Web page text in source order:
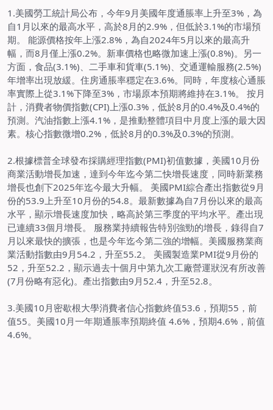
1.美國勞工統計局公布，今年9月美國年度通脹率上升至3% ，為
自1 月以來的最高水平，高於8月的2.9% ，但低於3.1%的市場預
期。 能源價格按年上漲2.8% ，為自2024年5月以來的最高升
幅，而8月僅上漲0.2%。新車價格也略微加速上漲(0.8%)。另一
方面，食品(3.1%)、二手車和貨車(5.1%)、交通運輸服務(2.5%)
年增率出現放緩。住房通脹率穩定在3.6%。同時，年度核心通脹
率實際上從3.1%下降至3% ，市場原本預期將維持在3.1%。 按月
計，消費者物價指數(CPI)上漲0.3% ，低於8月的0.4%及0.4%的
預測。汽油指數上漲4.1% ，是推動整體項目中月度上漲的最大因
素。核心指數微增0.2% ，低於8月的0.3%及0.3%的預測。
2.根據標普全球發布採購經理指數(PMI)初值數據，美國10月份
商業活動增長加速，達到今年迄今第二快增長速度，同時新業務
增長也創下2025年迄今最大升幅。 美國PMI綜合產出指數從9月
份的53.9上升至10月份的54.8。最新數據為自7月份以來的最高
水平，顯示增長速度加快，略高於第三季度的平均水平。產出現
已連續33個月增長。 服務業持續報告特別強勁的增長，錄得自7
月以來最快的擴張，也是今年迄今第二強的增幅。美國服務業商
業活動指數由9月 54.2 ，升至55.2。 美國製造業PMI從9月份的
52 ，升至52.2 ，顯示過去十個月中第九次工廠營運狀況有所改善
(7月份略有惡化)。產出指數由9月 52.4 ，升至52.8。
3.美國10月密歇根大學消費者信心指數終值53.6 ，預期55 ，前
值55。美國10月一年期通脹率預期終值 4.6% ，預期4.6% ，前值
4.6%。